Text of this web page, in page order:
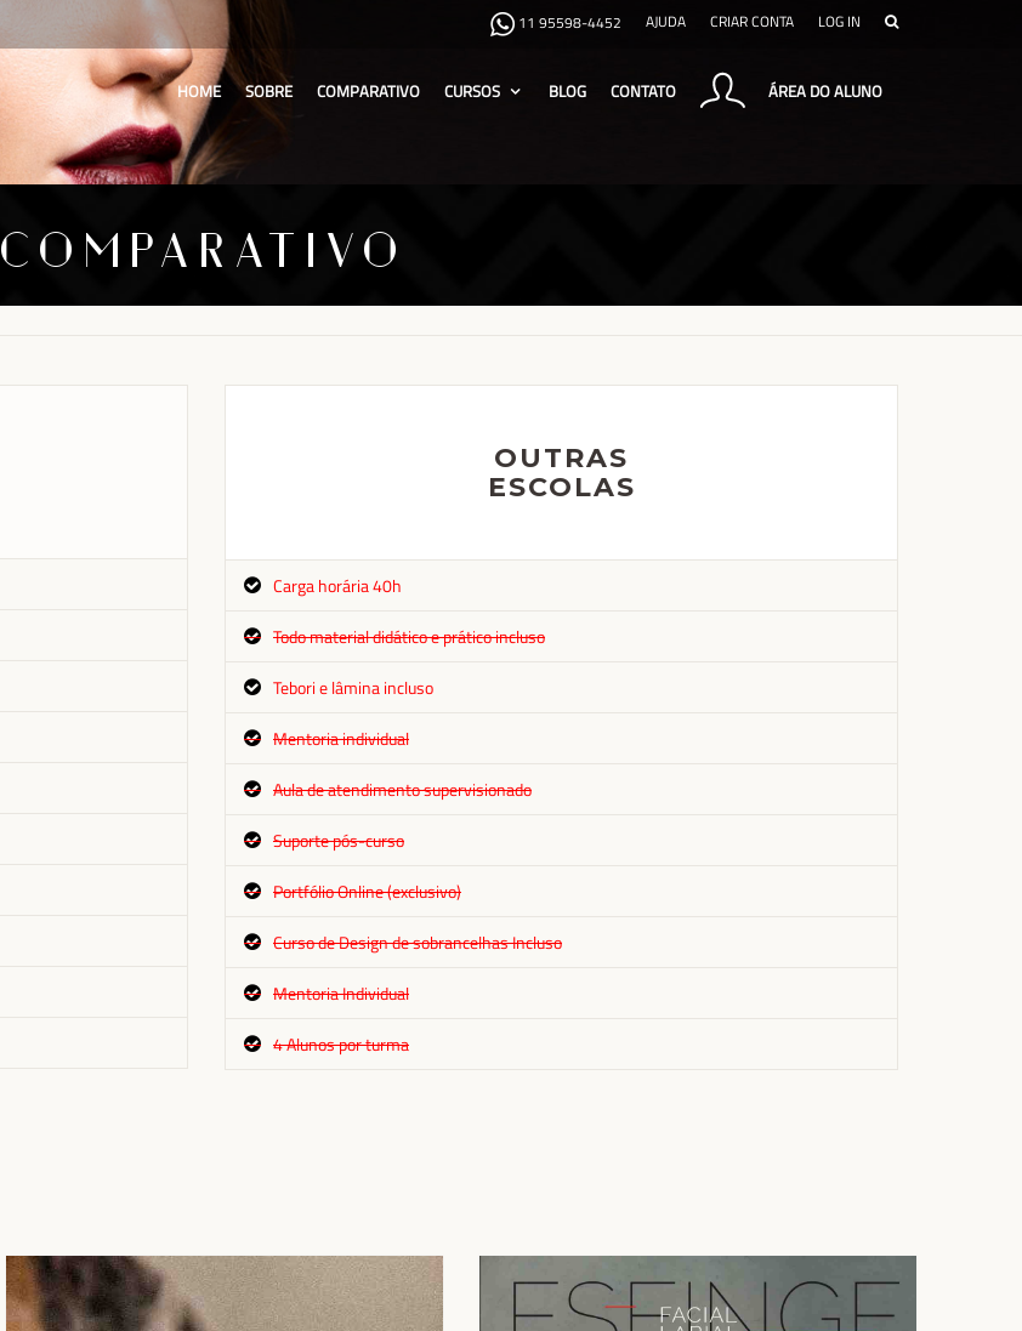
11 95598-4452 AJUDA CRIAR CONTA LOG IN
HOME SOBRE COMPARATIVO CURSOS BLOG CONTATO ÁREA DO ALUNO
COMPARATIVO
OUTRAS
ESCOLAS
Carga horária 40h
Todo material didático e prático incluso
Tebori e lâmina incluso
Mentoria individual
Aula de atendimento supervisionado
Suporte pós-curso
Portfólio Online (exclusivo)
Curso de Design de sobrancelhas Incluso
Mentoria Individual
4 Alunos por turma